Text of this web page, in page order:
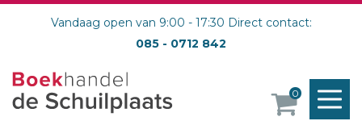
Vandaag open van 9:00 - 17:30 Direct contact:
085 - 0712 842
0